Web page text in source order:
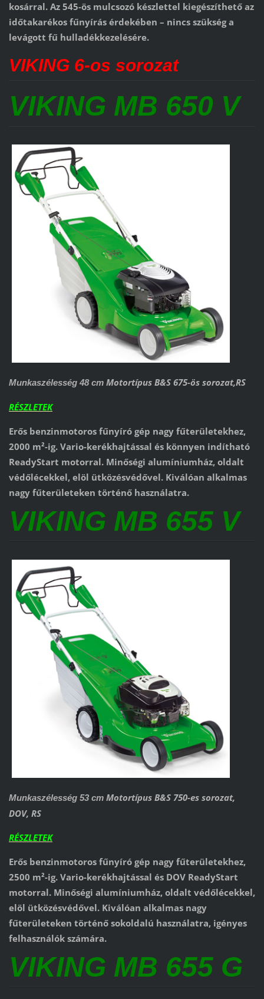
kosárral. Az 545-ös mulcsozó készlettel kiegészíthető az
időtakarékos fűnyírás érdekében – nincs szükség a
levágott fű hulladékkezelésére.
VIKING 6-os sorozat
VIKING MB 650 V
Munkaszélesség 48 cm Motortípus B&S 675-ös sorozat,RS
RÉSZLETEK
Erős benzinmotoros fűnyíró gép nagy fűterületekhez,
2000 m²-ig. Vario-kerékhajtással és könnyen indítható
ReadyStart motorral. Minőségi alumíniumház, oldalt
védőlécekkel, elöl ütközésvédővel. Kiválóan alkalmas
nagy fűterületeken történő használatra.
VIKING MB 655 V
Munkaszélesség 53 cm Motortípus B&S 750-es sorozat,
DOV, RS
RÉSZLETEK
Erős benzinmotoros fűnyíró gép nagy fűterületekhez,
2500 m²-ig. Vario-kerékhajtással és DOV ReadyStart
motorral. Minőségi alumíniumház, oldalt védőlécekkel,
elöl ütközésvédővel. Kiválóan alkalmas nagy
fűterületeken történő sokoldalú használatra, igényes
felhasználók számára.
VIKING MB 655 G